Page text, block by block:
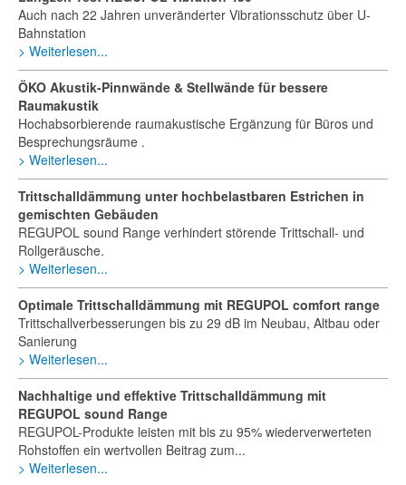
Auch nach 22 Jahren unveränderter Vibrationsschutz über U-
Bahnstation
Weiterlesen...
ÖKO Akustik-Pinnwände & Stellwände für bessere
Raumakustik
Hochabsorbierende raumakustische Ergänzung für Büros und
Besprechungsräume .
Weiterlesen...
Trittschalldämmung unter hochbelastbaren Estrichen in
gemischten Gebäuden
REGUPOL sound Range verhindert störende Trittschall- und
Rollgeräusche.
Weiterlesen...
Optimale Trittschalldämmung mit REGUPOL comfort range
Trittschallverbesserungen bis zu 29 dB im Neubau, Altbau oder
Sanierung
Weiterlesen...
Nachhaltige und effektive Trittschalldämmung mit
REGUPOL sound Range
REGUPOL-Produkte leisten mit bis zu 95% wiederverwerteten
Rohstoffen ein wertvollen Beitrag zum...
Weiterlesen...